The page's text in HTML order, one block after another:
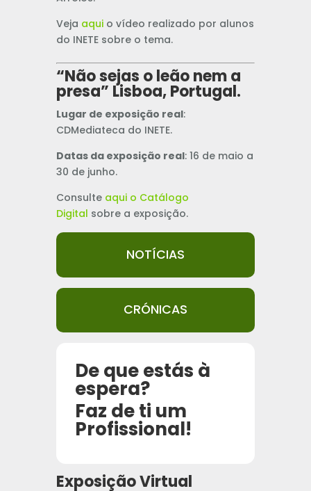
Veja aquio vídeo realizado por alunos
do INETE sobre o tema.
“Não sejas o leão nem a
presa” Lisboa, Portugal.
Lugar de exposição real:
CDMediateca do INETE.
Datas da exposição real: 16 de maio a
30 de junho.
Consulte aqui o Catálogo
Digital sobre a exposição.
NOTÍCIAS
CRÓNICAS
De que estás à
espera?
Faz de ti um
Profissional!
Exposição Virtual